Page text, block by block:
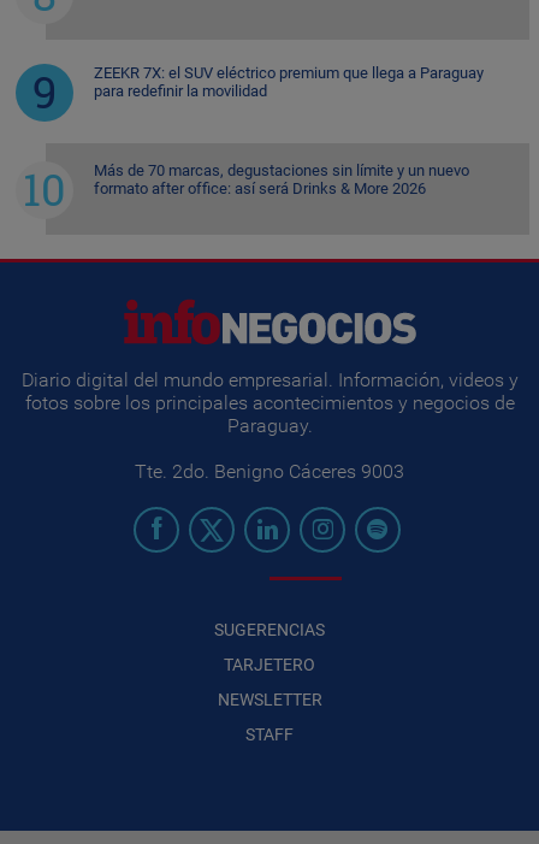
ZEEKR 7X: el SUV eléctrico premium que llega a Paraguay
para redefinir la movilidad
Más de 70 marcas, degustaciones sin límite y un nuevo
formato after office: así será Drinks & More 2026
Diario digital del mundo empresarial. Información, videos y
fotos sobre los principales acontecimientos y negocios de
Paraguay.
Tte. 2do. Benigno Cáceres 9003
SUGERENCIAS
TARJETERO
NEWSLETTER
STAFF